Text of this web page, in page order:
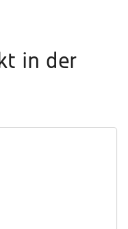
in der